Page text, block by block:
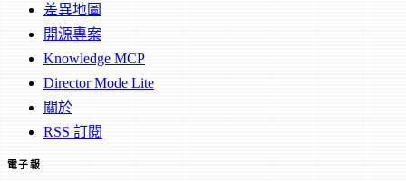
差異地圖
開源專案
Knowledge MCP
Director Mode Lite
關於
RSS 訂閱
電子報